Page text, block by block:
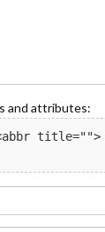
and attributes:
title="">